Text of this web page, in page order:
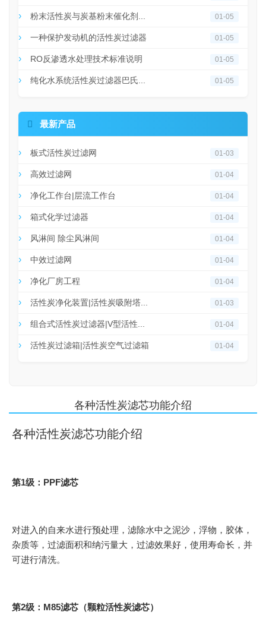
粉末活性炭与炭基粉末催化剂... 01-05
一种保护发动机的活性炭过滤器 01-05
RO反渗透水处理技术标准说明 01-05
纯化水系统活性炭过滤器巴氏... 01-05
 最新产品
板式活性炭过滤网 01-03
高效过滤网 01-04
净化工作台|层流工作台 01-04
箱式化学过滤器 01-04
风淋间 除尘风淋间 01-04
中效过滤网 01-04
净化厂房工程 01-04
活性炭净化装置|活性炭吸附塔... 01-03
组合式活性炭过滤器|V型活性... 01-04
活性炭过滤箱|活性炭空气过滤箱 01-04
各种活性炭滤芯功能介绍
各种活性炭滤芯功能介绍
第1级：PPF滤芯
对进入的自来水进行预处理，滤除水中之泥沙，浮物，胶体，
杂质等，过滤面积和纳污量大，过滤效果好，使用寿命长，并
可进行清洗。
第2级：M85滤芯（颗粒活性炭滤芯）